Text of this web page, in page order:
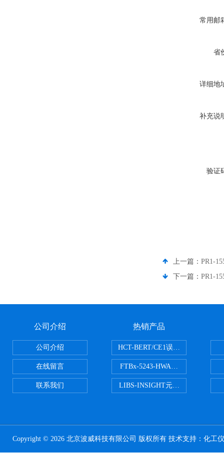
常用邮
省
详细地
补充说
验证
上一篇： PR1-
下一篇： PR1-
公司介绍
公司介绍
在线留言
联系我们
热销产品
HCT-BERT/CE1误码测试仪
FTBx-5243-HWA光谱分析仪
LIBS-INSIGHT元素光谱分析仪
Copyright © 2026 北京波威科技有限公司 版权所有 技术支持： 化工